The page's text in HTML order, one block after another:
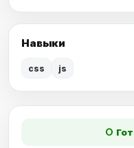
Навыки
css js
fiber_manual_record